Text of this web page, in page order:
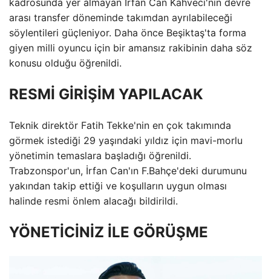
kadrosunda yer almayan İrfan Can Kahveci'nin devre
arası transfer döneminde takımdan ayrılabileceği
söylentileri güçleniyor. Daha önce Beşiktaş'ta forma
giyen milli oyuncu için bir amansız rakibinin daha söz
konusu olduğu öğrenildi.
RESMİ GİRİŞİM YAPILACAK
Teknik direktör Fatih Tekke'nin en çok takımında
görmek istediği 29 yaşındaki yıldız için mavi-morlu
yönetimin temaslara başladığı öğrenildi.
Trabzonspor'un, İrfan Can'ın F.Bahçe'deki durumunu
yakından takip ettiği ve koşulların uygun olması
halinde resmi önlem alacağı bildirildi.
YÖNETİCİNİZ İLE GÖRÜŞME